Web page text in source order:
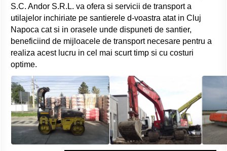
S.C. Andor S.R.L. va ofera si servicii de transport a
utilajelor inchiriate pe santierele d-voastra atat in Cluj
Napoca cat si in orasele unde dispuneti de santier,
beneficiind de mijloacele de transport necesare pentru a
realiza acest lucru in cel mai scurt timp si cu costuri
optime.